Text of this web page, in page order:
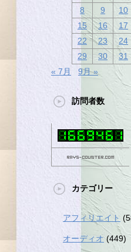
8
9 10
15
16 17
22
23 24
29
30
31
« 7月
9月 »
訪問者数
カテゴリー
アフィリエイト
オーディオ (449)